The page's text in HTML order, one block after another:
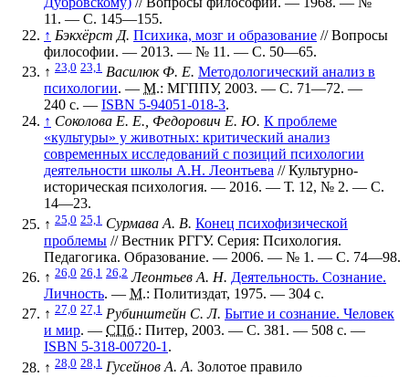
11 . — С. 145—155.
↑ Бэкхёрст Д. Психика, мозг и образование // Вопросы
философии. — 2013. — № 11 . — С. 50—65.
↑ 23,0 23,1 Василюк Ф. Е. Методологический анализ в
психологии. — М.: МГППУ, 2003. — С. 71—72. —
240 с. — ISBN 5-94051-018-3.
↑ Соколова Е. Е., Федорович Е. Ю. К проблеме
«культуры» у животных: критический анализ
современных исследований с позиций психологии
деятельности школы А.Н. Леонтьева // Культурно-
историческая психология. — 2016. — Т. 12, № 2. — С.
14—23.
↑ 25,0 25,1 Сурмава А. В. Конец психофизической
проблемы // Вестник РГГУ. Серия: Психология.
Педагогика. Образование. — 2006. — № 1 . — С. 74—98.
↑ 26,0 26,1 26,2 Леонтьев А. Н. Деятельность. Сознание.
Личность. — М.: Политиздат, 1975. — 304 с.
↑ 27,0 27,1 Рубинштейн С. Л. Бытие и сознание. Человек
и мир. — СПб.: Питер, 2003. — С. 381. — 508 с. —
ISBN 5-318-00720-1 .
↑ 28,0 28,1 Гусейнов А. А. Золотое правило